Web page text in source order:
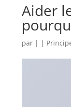
Aider
par | |